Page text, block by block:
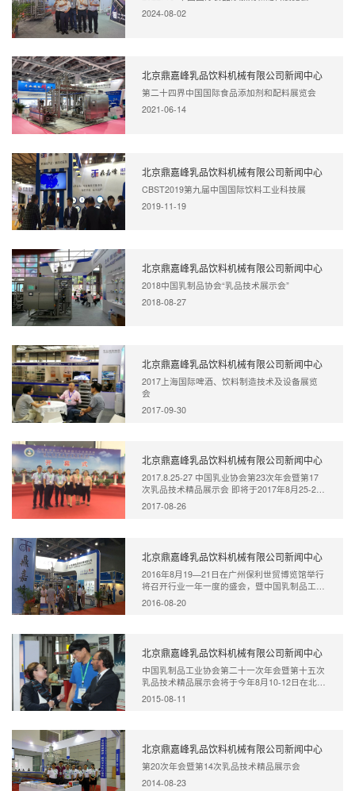
2024-08-02
北京鼎嘉峰乳品饮料机械有限公司新闻中心
第二十四界中国国际食品添加剂和配料展览会
2021-06-14
北京鼎嘉峰乳品饮料机械有限公司新闻中心
CBST2019第九届中国国际饮料工业科技展
2019-11-19
北京鼎嘉峰乳品饮料机械有限公司新闻中心
2018中国乳制品协会“乳品技术展示会”
2018-08-27
北京鼎嘉峰乳品饮料机械有限公司新闻中心
2017上海国际啤酒、饮料制造技术及设备展览
会
2017-09-30
北京鼎嘉峰乳品饮料机械有限公司新闻中心
2017.8.25-27 中国乳业协会第23次年会暨第17
次乳品技术精品展示会 即将于2017年8月25-27
日在呼…
2017-08-26
北京鼎嘉峰乳品饮料机械有限公司新闻中心
2016年8月19—21日在广州保利世贸博览馆举行
将召开行业一年一度的盛会，暨中国乳制品工业
协会第…
2016-08-20
北京鼎嘉峰乳品饮料机械有限公司新闻中心
中国乳制品工业协会第二十一次年会暨第十五次
乳品技术精品展示会将于今年8月10-12日在北京
举行。…
2015-08-11
北京鼎嘉峰乳品饮料机械有限公司新闻中心
第20次年会暨第14次乳品技术精品展示会
2014-08-23